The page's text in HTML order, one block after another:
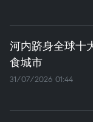
河内跻身全球十
食城市
31/07/2026 01:44